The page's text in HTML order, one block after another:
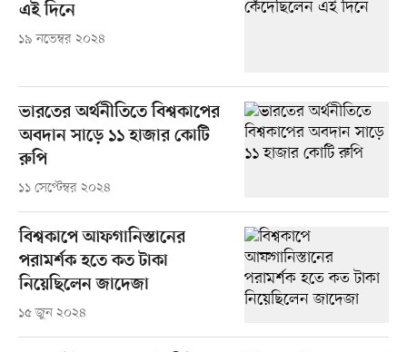
এই দিনে
১৯ নভেম্বর ২০২৪
ভারতের অর্থনীতিতে বিশ্বকাপের
অবদান সাড়ে ১১ হাজার কোটি
রুপি
১১ সেপ্টেম্বর ২০২৪
বিশ্বকাপে আফগানিস্তানের
পরামর্শক হতে কত টাকা
নিয়েছিলেন জাদেজা
১৫ জুন ২০২৪